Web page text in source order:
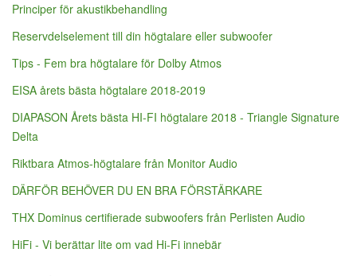
Principer för akustikbehandling
Reservdelselement till din högtalare eller subwoofer
Tips - Fem bra högtalare för Dolby Atmos
EISA årets bästa högtalare 2018-2019
DIAPASON Årets bästa HI-FI högtalare 2018 - Triangle Signature
Delta
Riktbara Atmos-högtalare från Monitor Audio
DÄRFÖR BEHÖVER DU EN BRA FÖRSTÄRKARE
THX Dominus certifierade subwoofers från Perlisten Audio
HiFi - Vi berättar lite om vad Hi-Fi innebär